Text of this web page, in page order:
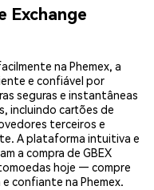
Exchange
na Phemex, a
e confiável por
seguras e instantâneas
incluindo cartões de
terceiros e
A plataforma intuitiva e
a compra de GBEX
hoje — compre
confiante na Phemex.